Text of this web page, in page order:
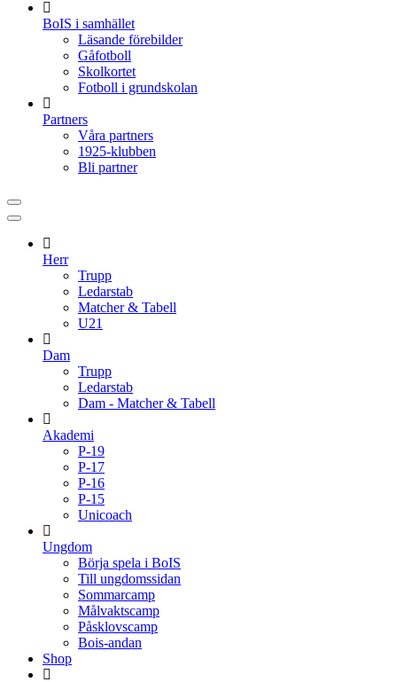
BoIS i samhället
Läsande förebilder
Gåfotboll
Skolkortet
Fotboll i grundskolan
Partners
Våra partners
1925-klubben
Bli partner
Herr
Trupp
Ledarstab
Matcher & Tabell
U21
Dam
Trupp
Ledarstab
Dam - Matcher & Tabell
Akademi
P-19
P-17
P-16
P-15
Unicoach
Ungdom
Börja spela i BoIS
Till ungdomssidan
Sommarcamp
Målvaktscamp
Påsklovscamp
Bois-andan
Shop